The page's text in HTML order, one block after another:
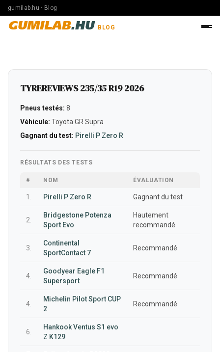
gumilab.hu · Blog
GUMILAB.HU BLOG
TYREREVIEWS 235/35 R19 2026
Pneus testés: 8
Véhicule: Toyota GR Supra
Gagnant du test: Pirelli P Zero R
RÉSULTATS DES TESTS
# NOM ÉVALUATION
1. Pirelli P Zero R Gagnant du test
2.
Bridgestone Potenza
Sport Evo
Hautement
recommandé
3.
Continental
SportContact 7
Recommandé
4.
Goodyear Eagle F1
Supersport
Recommandé
4.
Michelin Pilot Sport CUP
2
Recommandé
6.
Hankook Ventus S1 evo
Z K129